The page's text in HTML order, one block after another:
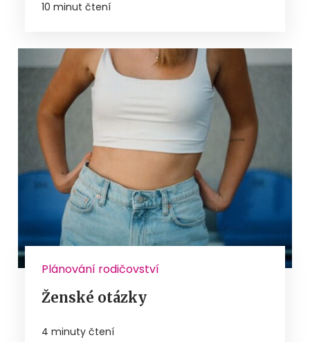
10 minut čtení
Plánování rodičovství
Ženské otázky
4 minuty čtení